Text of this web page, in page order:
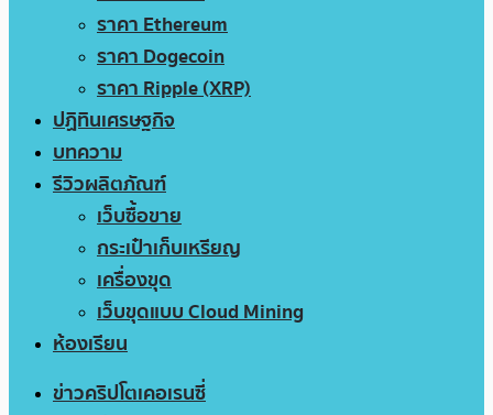
ราคา Ethereum
ราคา Dogecoin
ราคา Ripple (XRP)
ปฏิทินเศรษฐกิจ
บทความ
รีวิวผลิตภัณฑ์
เว็บซื้อขาย
กระเป๋าเก็บเหรียญ
เครื่องขุด
เว็บขุดแบบ Cloud Mining
ห้องเรียน
ข่าวคริปโตเคอเรนซี่